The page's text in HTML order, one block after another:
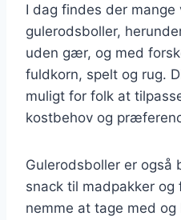
I dag findes der mange
gulerodsboller,
uden gær, og med
fuldkorn, spelt og rug.
muligt for folk at
kostbehov og
Gulerodsboller er
snack til madpakker
nemme at tage med